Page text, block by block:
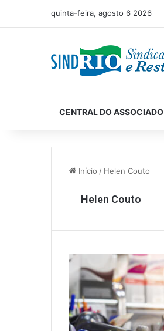
quinta-feira, agosto 6 2026
CENTRAL DO ASSOCIADO
Início / Helen Couto
Helen Couto